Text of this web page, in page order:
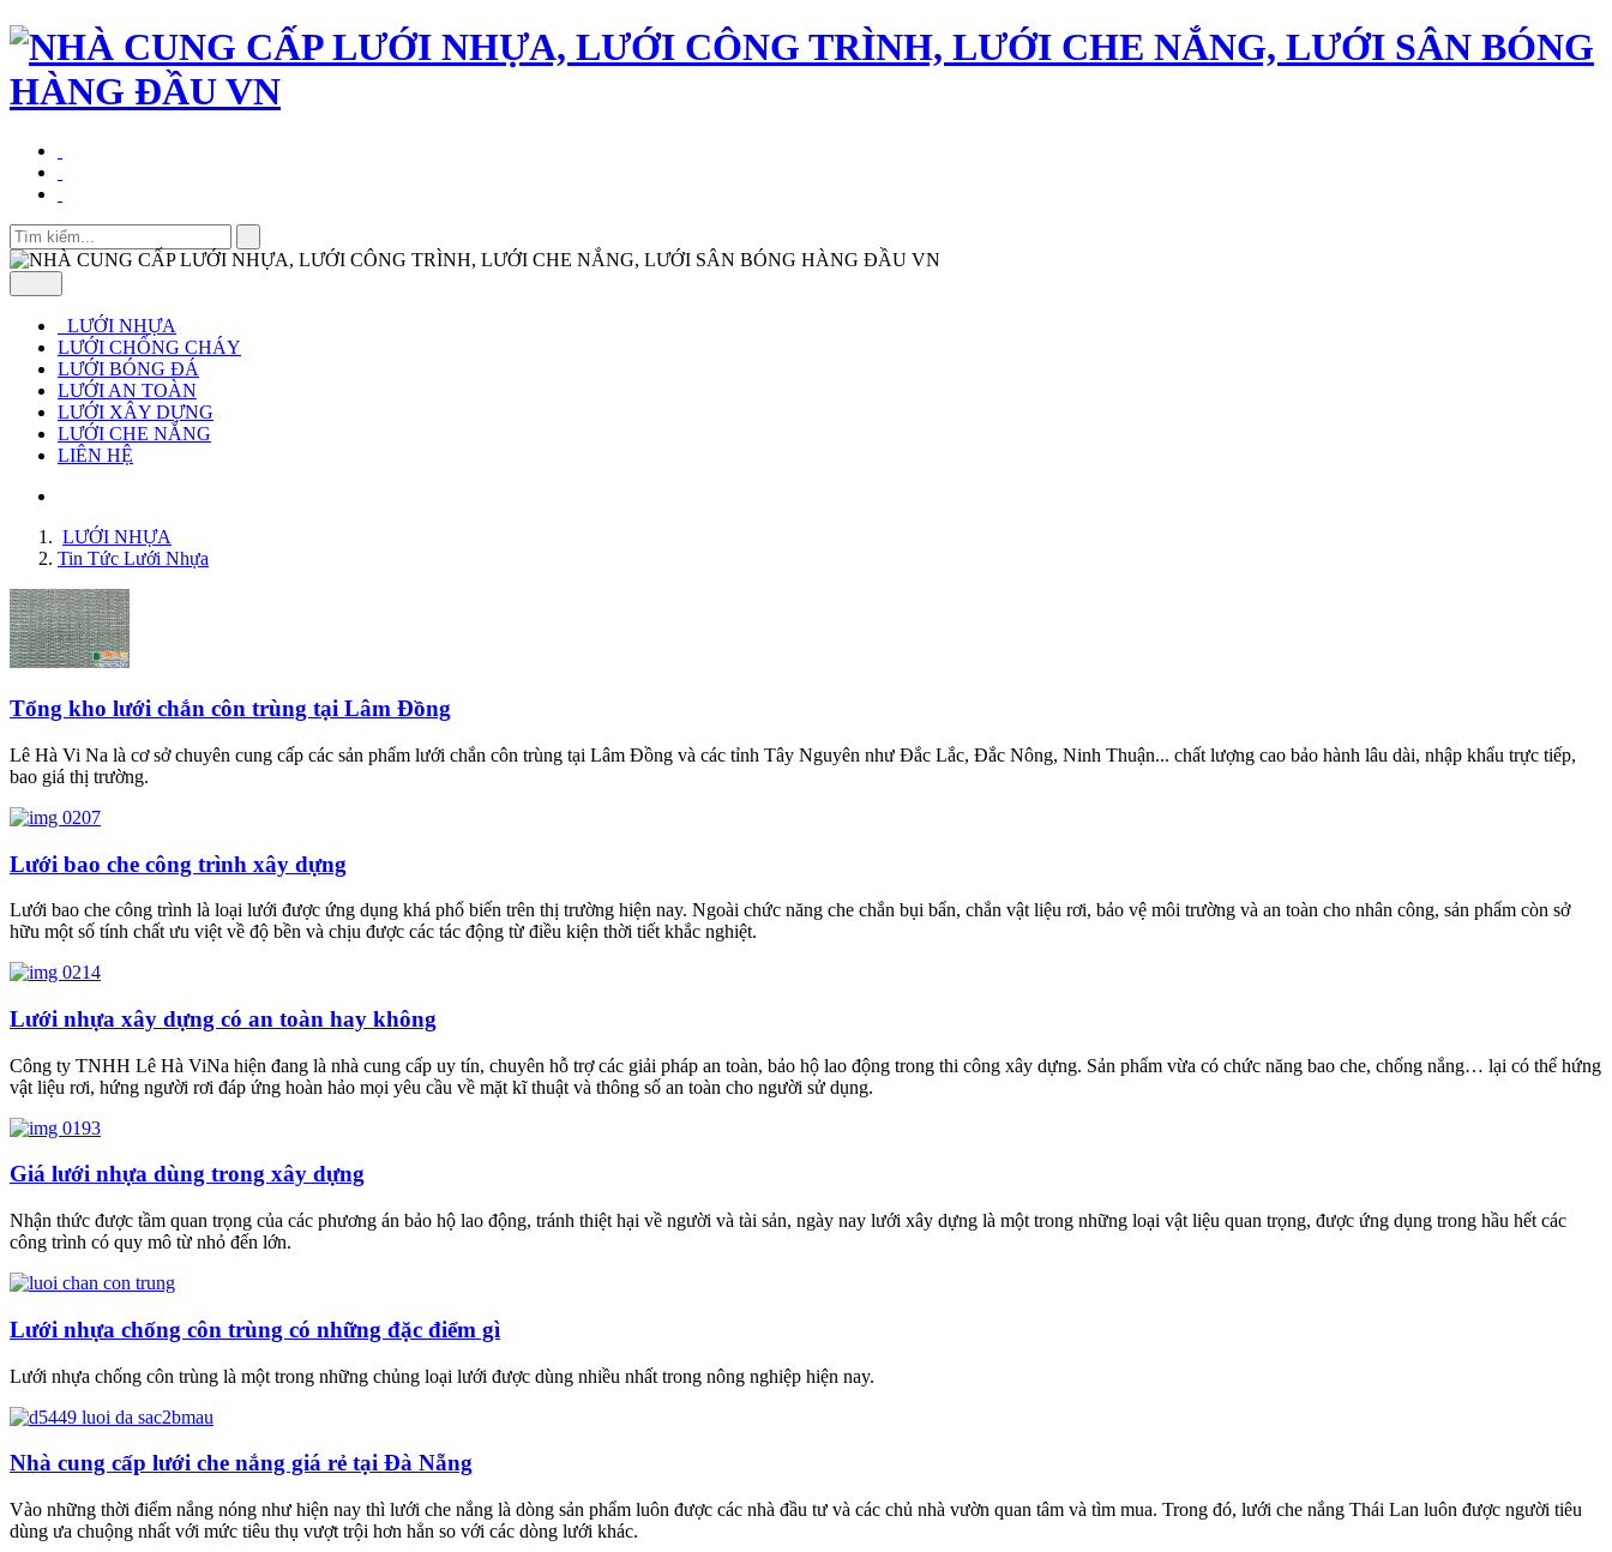
LƯỚI NHỰA
LƯỚI CHỐNG CHÁY
LƯỚI BÓNG ĐÁ
LƯỚI AN TOÀN
LƯỚI XÂY DỰNG
LƯỚI CHE NẮNG
LIÊN HỆ
LƯỚI NHỰA
Tin Tức Lưới Nhựa
Tổng kho lưới chắn côn trùng tại Lâm Đồng
Lê Hà Vi Na là cơ sở chuyên cung cấp các sản phẩm lưới chắn côn trùng tại Lâm Đồng và các tỉnh Tây Nguyên như Đắc Lắc, Đắc Nông, Ninh Thuận... chất lượng cao bảo hành lâu dài, nhập khẩu trực tiếp,
bao giá thị trường.
Lưới bao che công trình xây dựng
Lưới bao che công trình là loại lưới được ứng dụng khá phổ biến trên thị trường hiện nay. Ngoài chức năng che chắn bụi bẩn, chắn vật liệu rơi, bảo vệ môi trường và an toàn cho nhân công, sản phẩm còn sở
hữu một số tính chất ưu việt về độ bền và chịu được các tác động từ điều kiện thời tiết khắc nghiệt.
Lưới nhựa xây dựng có an toàn hay không
Công ty TNHH Lê Hà ViNa hiện đang là nhà cung cấp uy tín, chuyên hỗ trợ các giải pháp an toàn, bảo hộ lao động trong thi công xây dựng. Sản phẩm vừa có chức năng bao che, chống nắng… lại có thể hứng
vật liệu rơi, hứng người rơi đáp ứng hoàn hảo mọi yêu cầu về mặt kĩ thuật và thông số an toàn cho người sử dụng.
Giá lưới nhựa dùng trong xây dựng
Nhận thức được tầm quan trọng của các phương án bảo hộ lao động, tránh thiệt hại về người và tài sản, ngày nay lưới xây dựng là một trong những loại vật liệu quan trọng, được ứng dụng trong hầu hết các
công trình có quy mô từ nhỏ đến lớn.
Lưới nhựa chống côn trùng có những đặc điểm gì
Lưới nhựa chống côn trùng là một trong những chủng loại lưới được dùng nhiều nhất trong nông nghiệp hiện nay.
Nhà cung cấp lưới che nắng giá rẻ tại Đà Nẵng
Vào những thời điểm nắng nóng như hiện nay thì lưới che nắng là dòng sản phẩm luôn được các nhà đầu tư và các chủ nhà vườn quan tâm và tìm mua. Trong đó, lưới che nắng Thái Lan luôn được người tiêu
dùng ưa chuộng nhất với mức tiêu thụ vượt trội hơn hẳn so với các dòng lưới khác.